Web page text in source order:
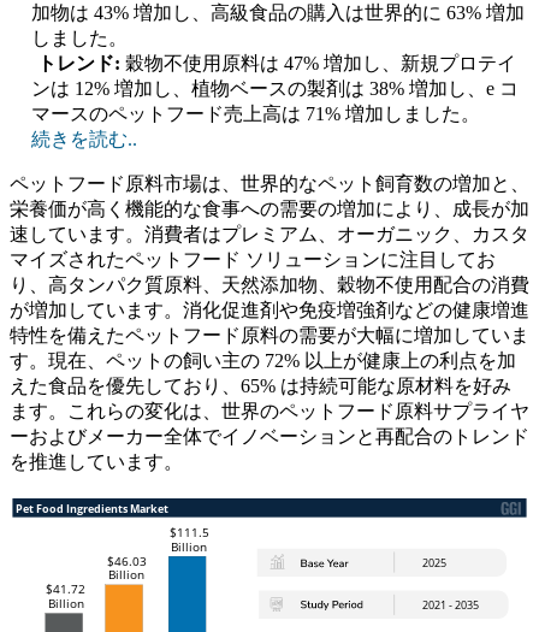
加物は 43% 増加し、高級食品の購入は世界的に 63% 増加
しました。
トレンド: 穀物不使用原料は 47% 増加し、新規プロテイ
ンは 12% 増加し、植物ベースの製剤は 38% 増加し、e コ
マースのペットフード売上高は 71% 増加しました。
続きを読む..
ペットフード原料市場は、世界的なペット飼育数の増加と、
栄養価が高く機能的な食事への需要の増加により、成長が加
速しています。消費者はプレミアム、オーガニック、カスタ
マイズされたペットフード ソリューションに注目してお
り、高タンパク質原料、天然添加物、穀物不使用配合の消費
が増加しています。消化促進剤や免疫増強剤などの健康増進
特性を備えたペットフード原料の需要が大幅に増加していま
す。現在、ペットの飼い主の 72% 以上が健康上の利点を加
えた食品を優先しており、65% は持続可能な原材料を好み
ます。これらの変化は、世界のペットフード原料サプライヤ
ーおよびメーカー全体でイノベーションと再配合のトレンド
を推進しています。